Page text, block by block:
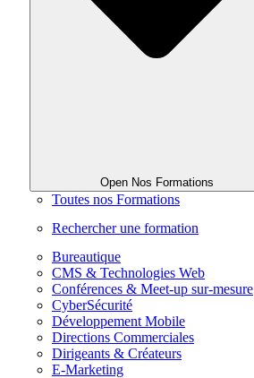
Open Nos Formations
Toutes nos Formations
Rechercher une formation
Bureautique
CMS & Technologies Web
Conférences & Meet-up sur-mesure
CyberSécurité
Développement Mobile
Directions Commerciales
Dirigeants & Créateurs
E-Marketing